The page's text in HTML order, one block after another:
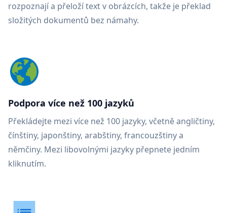
rozpoznají a přeloží text v obrázcích, takže je překlad
složitých dokumentů bez námahy.
Podpora více než 100 jazyků
Překládejte mezi více než 100 jazyky, včetně angličtiny,
čínštiny, japonštiny, arabštiny, francouzštiny a
němčiny. Mezi libovolnými jazyky přepnete jedním
kliknutím.